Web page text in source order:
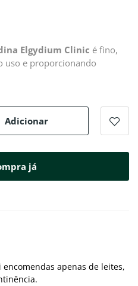
Elgydium Clinic é fino,
uso e proporcionando
Adicionar
já
apenas de leites,